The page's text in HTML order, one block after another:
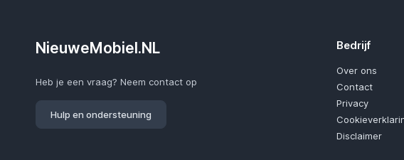
NieuweMobiel.NL
Heb je een vraag? Neem contact op
Hulp en ondersteuning
Bedrijf
Over ons
Contact
Privacy
Disclaimer